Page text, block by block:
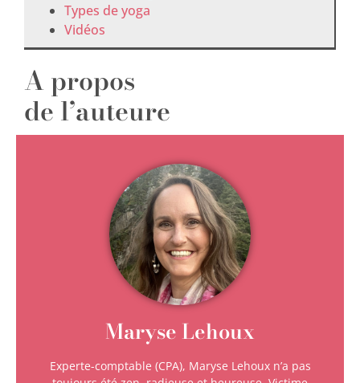
Types de yoga
Vidéos
A propos
de l’auteure
Maryse Lehoux
Experte-comptable (CPA), Maryse Lehoux n’a pas